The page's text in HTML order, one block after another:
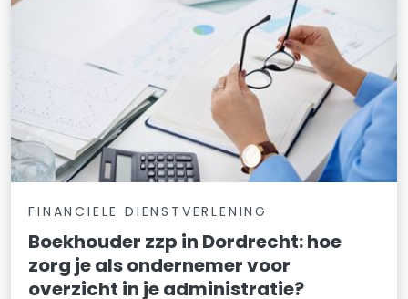
FINANCIELE DIENSTVERLENING
Boekhouder zzp in Dordrecht: hoe
zorg je als ondernemer voor
overzicht in je administratie?